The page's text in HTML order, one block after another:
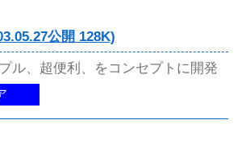
公開 128K)
ル、超便利、をコンセプトに開発